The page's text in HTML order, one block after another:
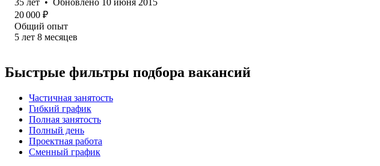
20 000 ₽
Общий опыт
5 лет 8 месяцев
Быстрые фильтры подбора вакансий
Частичная занятость
Гибкий график
Полная занятость
Полный день
Проектная работа
Сменный график